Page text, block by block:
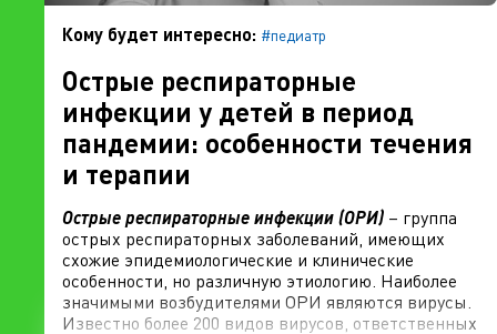
Кому будет интересно: #педиатр
Острые респираторные
инфекции у детей в период
пандемии: особенности течения
и терапии
Острые респираторные инфекции (ОРИ) – группа
острых респираторных заболеваний, имеющих
схожие эпидемиологические и клинические
особенности, но различную этиологию. Наиболее
значимыми возбудителями ОРИ являются вирусы.
Известно более 200 видов вирусов, ответственных